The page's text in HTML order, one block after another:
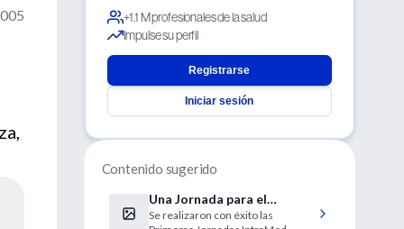
+1.1 M profesionales de la salud
Impulse su perfil
Registrarse
Iniciar sesión
Contenido sugerido
Una Jornada para el
reencuentro con los
Se realizaron con éxito las